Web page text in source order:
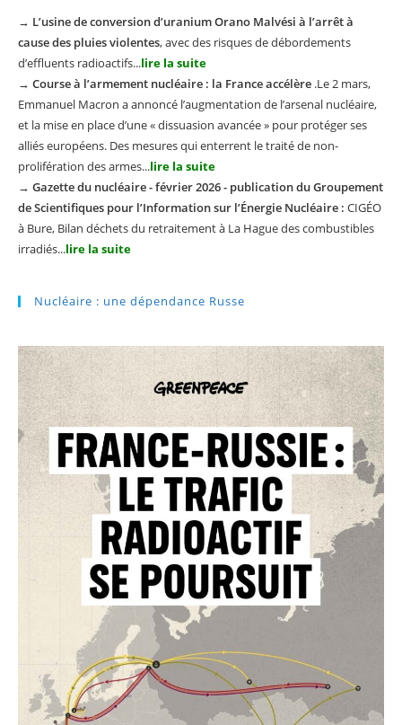
→ L’usine de conversion d’uranium Orano Malvési à l’arrêt à
cause des pluies violentes, avec des risques de débordements
d’effluents radioactifs...lire la suite
→ Course à l’armement nucléaire : la France accélère .Le 2 mars,
Emmanuel Macron a annoncé l’augmentation de l’arsenal nucléaire,
et la mise en place d’une « dissuasion avancée » pour protéger ses
alliés européens. Des mesures qui enterrent le traité de non-
prolifération des armes...lire la suite
→ Gazette du nucléaire - février 2026 - publication du Groupement
de Scientifiques pour l’Information sur l’Énergie Nucléaire : CIGÉO
à Bure, Bilan déchets du retraitement à La Hague des combustibles
irradiés...lire la suite
Nucléaire : une dépendance Russe